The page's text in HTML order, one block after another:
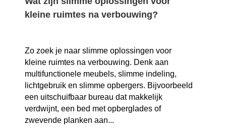
kleine ruimtes na verbouwing?
Zo zoek je naar slimme oplossingen voor
kleine ruimtes na verbouwing.​ Denk aan
multifunctionele meubels, slimme indeling,
lichtgebruik en slimme opbergers.​ Bijvoorbeeld
een uitschuifbaar bureau dat makkelijk
verdwijnt, een bed met opberglades of
zwevende planken aan...